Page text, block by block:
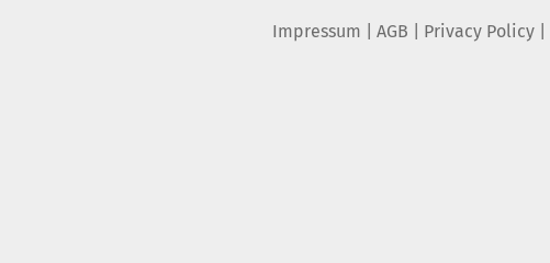
Impressum AGB Privacy Policy|